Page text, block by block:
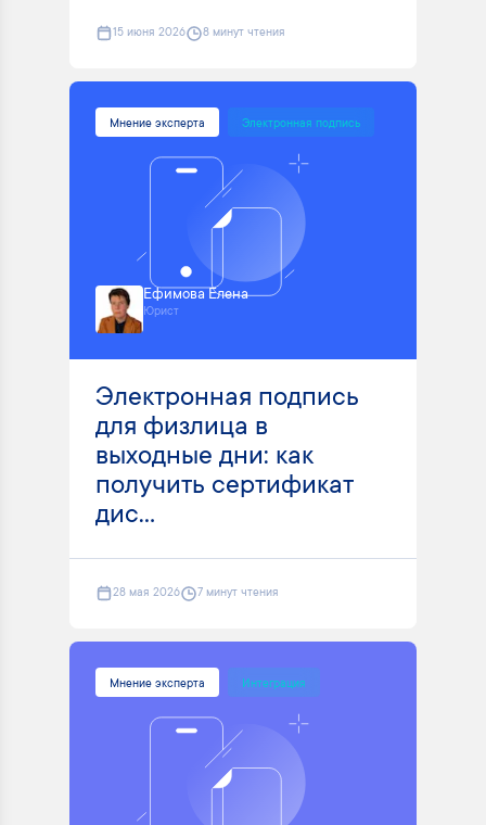
15 июня 2026 8 минут чтения
Мнение эксперта Электронная подпись
Ефимова Елена
Юрист
Электронная подпись
для физлица в
выходные дни: как
получить сертификат
дис...
28 мая 2026 7 минут чтения
Мнение эксперта Интеграция